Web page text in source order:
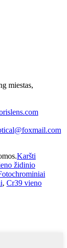
miestas,
Karšti
židinio
, Cr39 vieno